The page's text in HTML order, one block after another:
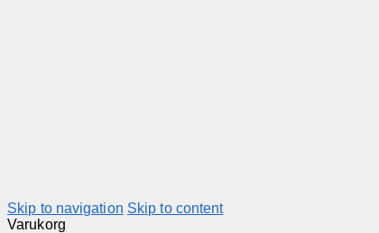
Skip to navigation Skip to content
Varukorg